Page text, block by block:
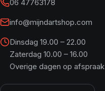
06 47763178
info@mijndartshop.com
Dinsdag 19.00 – 22.00
Zaterdag 10.00 – 16.00
Overige dagen op afspraak